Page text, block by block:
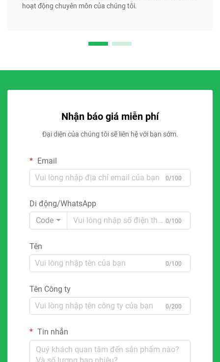
hoạt động chuyên môn của chúng tôi.
Nhận báo giá miễn phí
Đại diện của chúng tôi sẽ liên hệ với bạn sớm.
Email
0/100
Di động/WhatsApp
Code
0/100
Tên
0/100
Tên Công ty
0/200
Tin nhắn